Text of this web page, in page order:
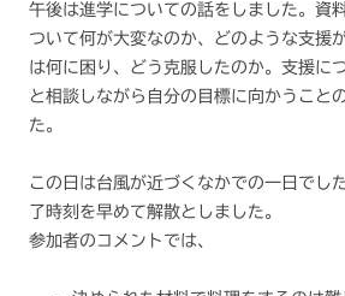
午後は進学についての話をしました。資
ついて何が大変なのか、どのような支援
は何に困り、どう克服したのか。支援に
と相談しながら自分の目標に向かうこと
た。
この日は台風が近づくなかでの一日でし
了時刻を早めて解散としました。
参加者のコメントでは、